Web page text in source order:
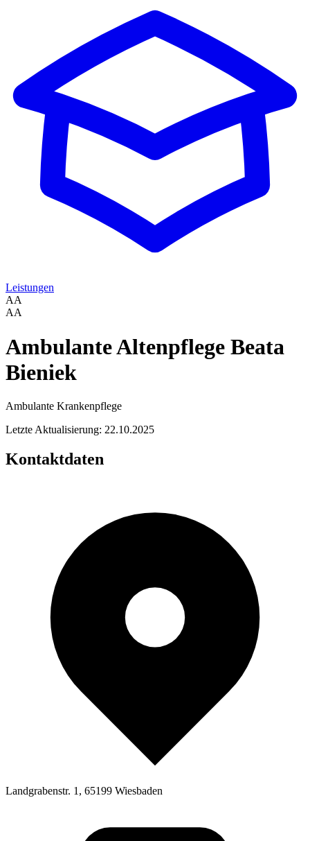
Leistungen
AA
AA
Ambulante Altenpflege Beata
Bieniek
Ambulante Krankenpflege
Letzte Aktualisierung: 22.10.2025
Kontaktdaten
Landgrabenstr. 1, 65199 Wiesbaden